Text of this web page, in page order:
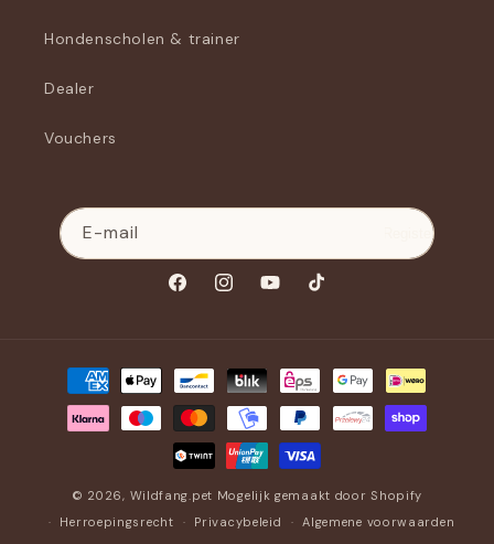
Hondenscholen & trainer
Dealer
Vouchers
E-mail Register
FacebookInstagramYouTubeTikTok
Betaalmethoden
© 2026, Wildfang.pet Mogelijk gemaakt door Shopify
Herroepingsrecht
Privacybeleid Algemene voorwaarden